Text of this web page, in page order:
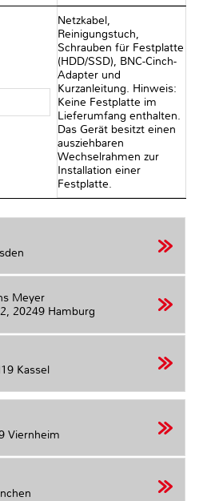
Netzkabel,
Reinigungstuch,
Schrauben für Festplatte
(HDD/SSD), BNC-Cinch-
Adapter und
Kurzanleitung. Hinweis:
Keine Festplatte im
Lieferumfang enthalten.
Das Gerät besitzt einen
ausziehbaren
Wechselrahmen zur
Installation einer
Festplatte.
Meyer
20249 Hamburg
Kassel
Viernheim